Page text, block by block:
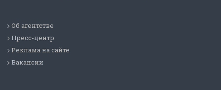
Об агентстве
Пресс-центр
Реклама на сайте
Вакансии